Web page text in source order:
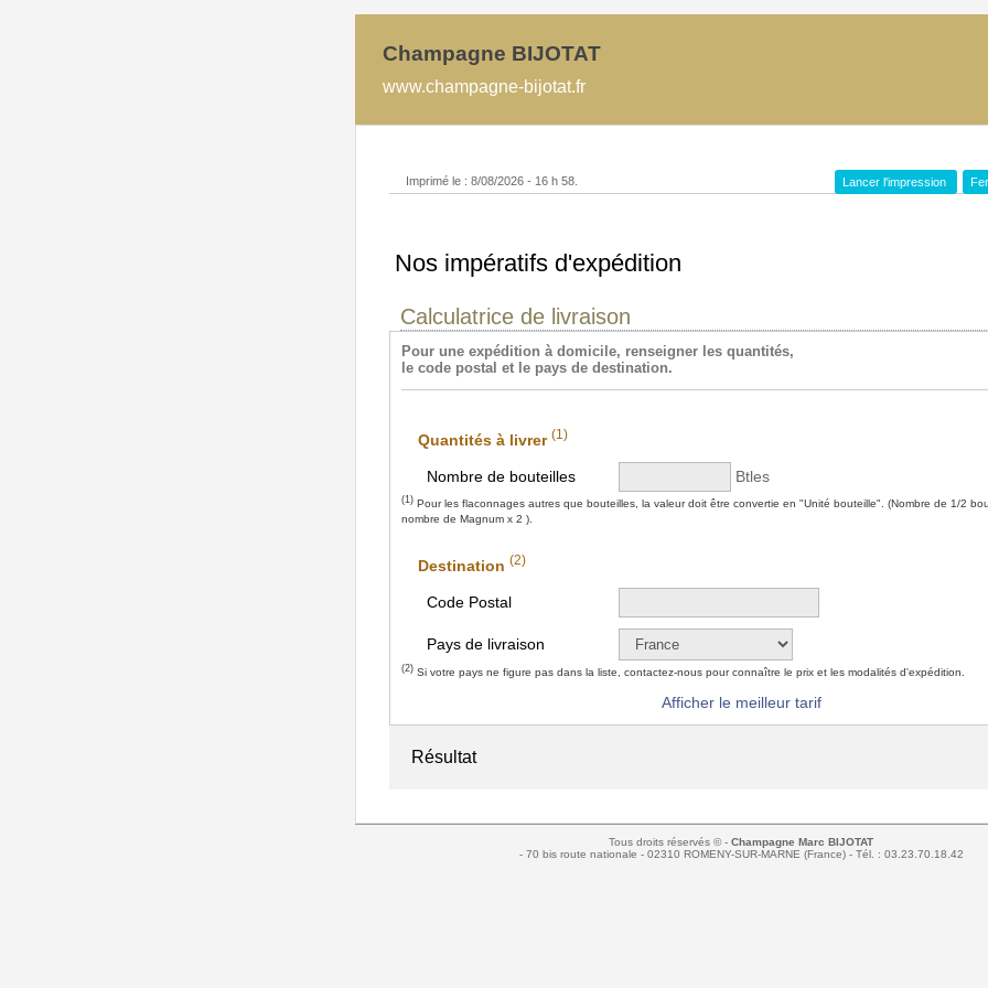
Champagne BIJOTAT
www.champagne-bijotat.fr
Imprimé le : 8/08/2026 - 16 h 58. Lancer l'impression
Nos impératifs d'expédition
Calculatrice de livraison
Pour une expédition à domicile, renseigner les quantités,
le code postal et le pays de destination.
Quantités à livrer (1)
Nombre de bouteilles Btles
(1) Pour les flaconnages autres que bouteilles, la valeur doit être convertie en "Unité bouteille". (Nombre de 1/2
nombre de Magnum x 2 ).
Destination (2)
Code Postal
Pays de livraison
(2) Si votre pays ne figure pas dans la liste, contactez-nous pour connaître le prix et les modalités d'expédition.
Afficher le meilleur tarif
Résultat
Tous droits réservés © - Champagne Marc BIJOTAT
- 70 bis route nationale - 02310 ROMENY-SUR-MARNE (France) - Tél. : 03.23.70.18.42